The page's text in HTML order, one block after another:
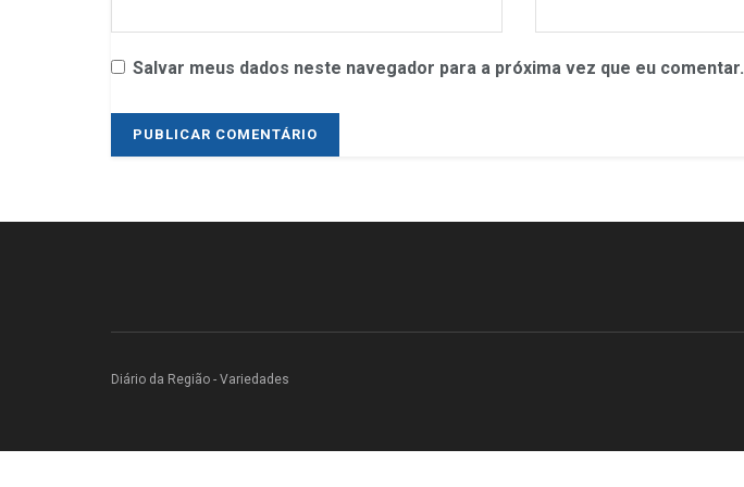
Salvar meus dados neste navegador para a próxima vez que eu comentar.
Diário da Região - Variedades